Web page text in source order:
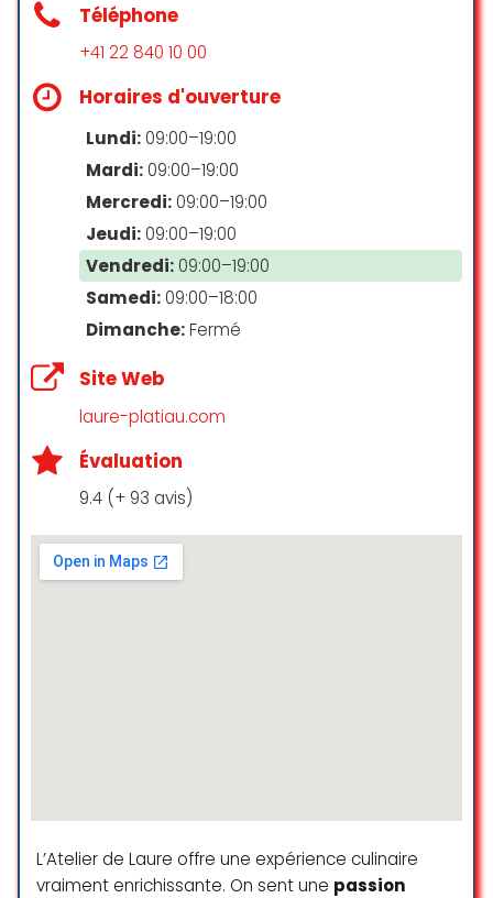
Téléphone
+41 22 840 10 00
Horaires d'ouverture
Lundi: 09:00–19:00
Mardi: 09:00–19:00
Mercredi: 09:00–19:00
Jeudi: 09:00–19:00
Vendredi: 09:00–19:00
Samedi: 09:00–18:00
Dimanche:Fermé
Site Web
laure-platiau.com
Évaluation
9.4 (+ 93 avis)
L’Atelier de Laure offre une expérience culinaire
vraiment enrichissante. On sent une passion